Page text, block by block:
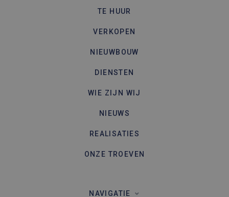
TE HUUR
VERKOPEN
NIEUWBOUW
DIENSTEN
WIE ZIJN WIJ
NIEUWS
REALISATIES
ONZE TROEVEN
NAVIGATIE